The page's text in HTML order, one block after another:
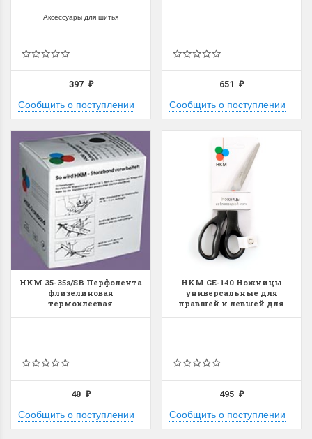
Аксессуары для шитья
397 ₽
Сообщить о поступлении
651₽
Сообщить о поступлении
HKM 35-35s/SB Перфолента
флизелиновая
термоклеевая
40₽
Сообщить о поступлении
HKM GE-140 Ножницы
универсальные для
правшей и левшей для
495₽
Сообщить о поступлении